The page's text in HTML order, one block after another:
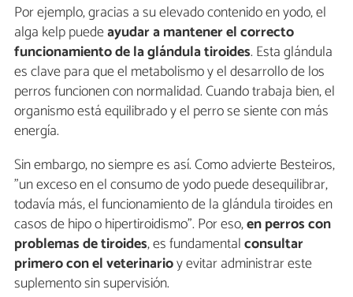
Por ejemplo, gracias a su elevado contenido en yodo, el
alga kelp puedeayudar a mantener el correcto
funcionamiento de la glándula tiroides. Esta glándula
es clave para que el metabolismo y el desarrollo de los
perros funcionen con normalidad. Cuando trabaja bien, el
organismo está equilibrado y el perro se siente con más
energía.
Sin embargo, no siempre es así. Como advierte Besteiros,
"un exceso en el consumo de yodo puede desequilibrar,
todavía más, el funcionamiento de la glándula tiroides en
casos de hipo o hipertiroidismo". Por eso,en perros con
problemas de tiroides, es fundamentalconsultar
primero con el veterinarioy evitar administrar este
suplemento sin supervisión.